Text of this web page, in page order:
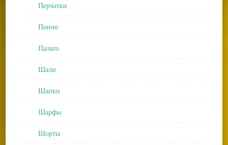
Перчатки
Пончо
Пальто
Шали
Шапки
Шарфы
Шорты